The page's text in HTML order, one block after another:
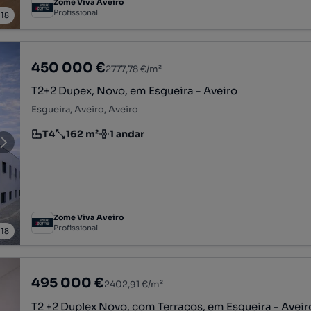
18
Zome Viva Aveiro
Profissional
18
450 000 €2777,78 €/m²
T2+2 Dupex, Novo, em Esgueira - Aveiro
Esgueira, Aveiro, Aveiro
Tipologia
T4
Preço por metro quadrado
162 m²
Andar 1 andar
Zome Viva Aveiro
Profissional
495 000 €2402,91 €/m²
T2 +2 Duplex Novo, com Terraços, em Esgueira -